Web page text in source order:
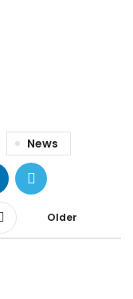
News
Older